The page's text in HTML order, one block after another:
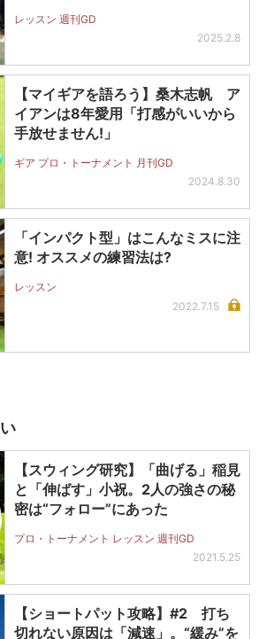
レッスン 週刊GD
2025.2.8
【マイギアを語ろう】桑木志帆 ア
イアンは8年愛用「打感がいいから
手放せません!」
ギア プロ・トーナメント 月刊GD
2024.8.30
「インパクト型」はこんなミスに注
意! オススメの練習法は?
レッスン
2022.7.15
【スウィング研究】「曲げる」稲見
と「伸ばす」小祝。2人の強さの秘
密は“フォロー”にあった
プロ・トーナメント レッスン 週刊GD
2021.5.25
【ショートパット攻略】#2 打ち
切れない原因は「減速」。“緩み”を